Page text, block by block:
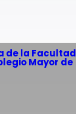
de la Facultad
Mayor de